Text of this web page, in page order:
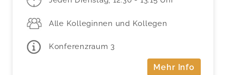
Alle Kolleginnen und Kollegen
Konferenzraum 3
Mehr Info